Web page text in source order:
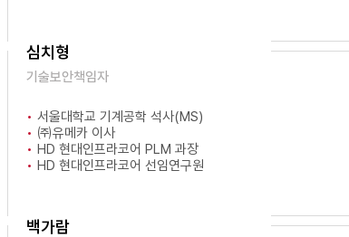
심치형
기술보안책임자
서울대학교 기계공학 석사(MS)
㈜유메카 이사
HD 현대인프라코어 PLM 과장
HD 현대인프라코어 선임연구원
백가람